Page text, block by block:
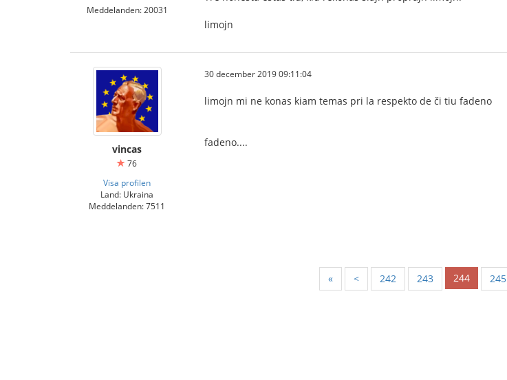
Meddelanden: 20031
limojn
vincas
76
Visa profilen
Land: Ukraina
Meddelanden: 7511
30 december 2019 09:11:04
limojn mi ne konas kiam temas pri la respekto de či tiu fadeno
fadeno....
« < 242 243 244 245